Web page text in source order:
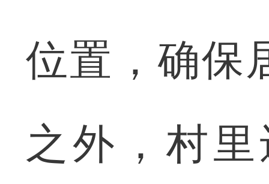
位置，确保
之外，村